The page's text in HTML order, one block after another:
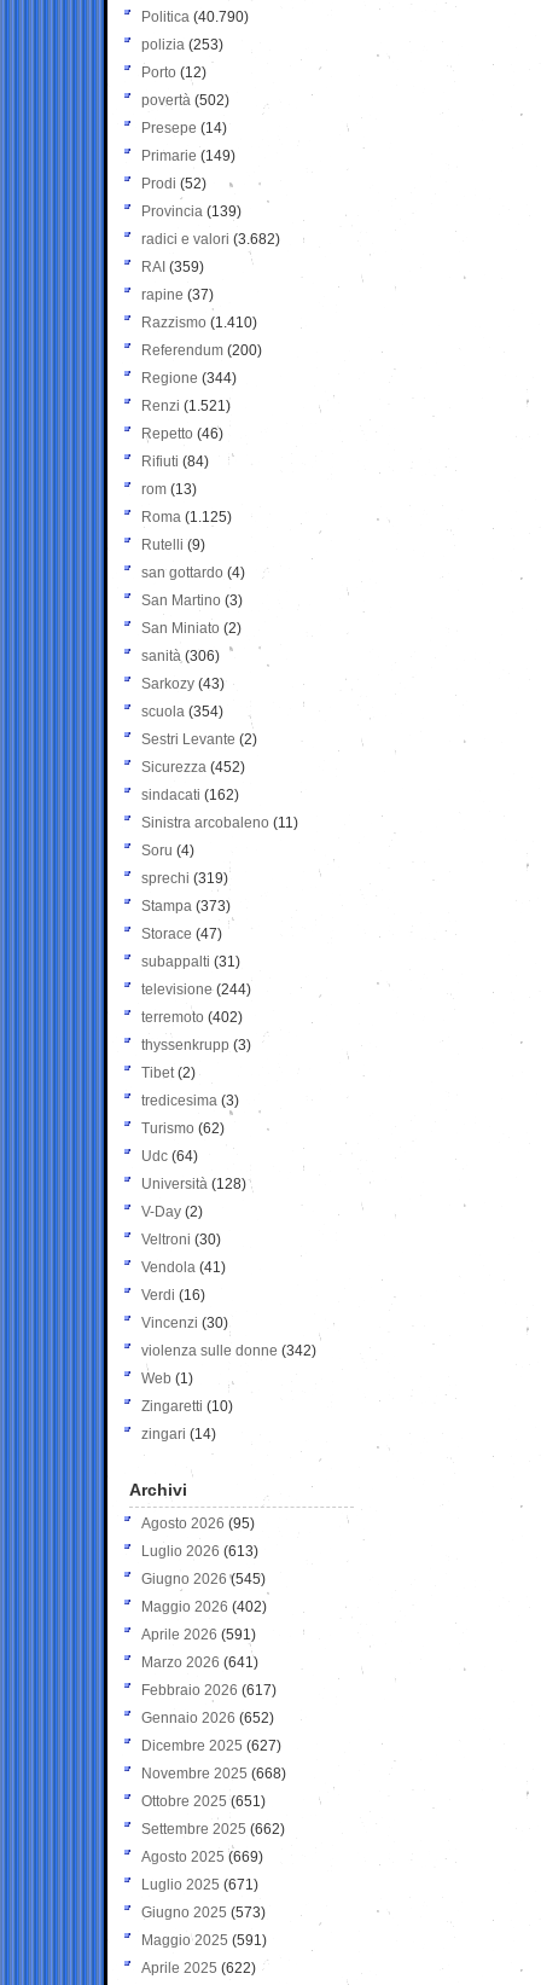
Politica (40.790)
polizia (253)
Porto (12)
povertà (502)
Presepe (14)
Primarie (149)
Prodi (52)
Provincia (139)
radici e valori (3.682)
RAI (359)
rapine (37)
Razzismo (1.410)
Referendum (200)
Regione (344)
Renzi (1.521)
Repetto (46)
Rifiuti (84)
rom (13)
Roma (1.125)
Rutelli (9)
san gottardo (4)
San Martino (3)
San Miniato (2)
sanità (306)
Sarkozy (43)
scuola (354)
Sestri Levante (2)
Sicurezza (452)
sindacati (162)
Sinistra arcobaleno (11)
Soru (4)
sprechi (319)
Stampa (373)
Storace (47)
subappalti (31)
televisione(244)
terremoto (402)
thyssenkrupp (3)
Tibet(2)
tredicesima (3)
Turismo (62)
Udc (64)
Università (128)
V-Day (2)
Veltroni (30)
Vendola (41)
Verdi (16)
Vincenzi (30)
violenza sulle donne (342)
Web (1)
Zingaretti (10)
zingari (14)
Archivi
Agosto 2026 (95)
Luglio 2026 (613)
Giugno 2026 (545)
Maggio 2026 (402)
Aprile 2026 (591)
Marzo 2026 (641)
Febbraio 2026 (617)
Gennaio 2026 (652)
Dicembre 2025 (627)
Novembre 2025 (668)
Ottobre 2025 (651)
Settembre 2025 (662)
Agosto 2025 (669)
Luglio 2025 (671)
Giugno 2025 (573)
Maggio 2025 (591)
Aprile 2025 (622)